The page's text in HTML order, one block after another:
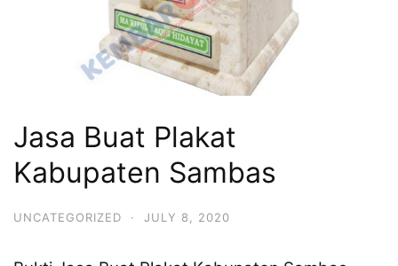
Jasa Buat Plakat
Kabupaten Sambas
UNCATEGORIZED · JULY 8, 2020